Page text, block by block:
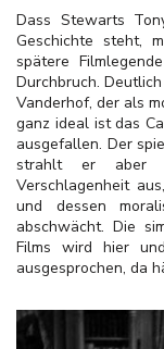
Dass Stewarts
Geschichte steht,
spätere
Durchbruch.
Vanderhof, der als
ganz ideal ist das
ausgefallen. Der
strahlt er aber
Verschlagenheit
und dessen
abschwächt. Die
Films wird hier
ausgesprochen, da